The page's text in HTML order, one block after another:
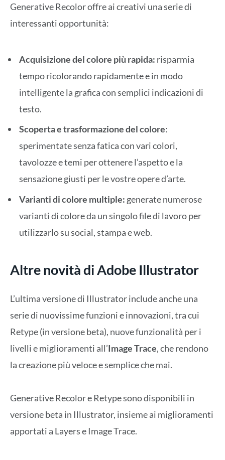
Generative Recolor offre ai creativi una serie di
interessanti opportunità:
Acquisizione del colore più rapida: risparmia
tempo ricolorando rapidamente e in modo
intelligente la grafica con semplici indicazioni di
testo.
Scoperta e trasformazione del colore:
sperimentate senza fatica con vari colori,
tavolozze e temi per ottenere l’aspetto e la
sensazione giusti per le vostre opere d’arte.
Varianti di colore multiple: generate numerose
varianti di colore da un singolo file di lavoro per
utilizzarlo su social, stampa e web.
Altre novità di Adobe Illustrator
L’ultima versione di Illustrator include anche una
serie di nuovissime funzioni e innovazioni, tra cui
Retype (in versione beta), nuove funzionalità per i
livelli e miglioramenti all’Image Trace, che rendono
la creazione più veloce e semplice che mai.
Generative Recolor e Retype sono disponibili in
versione beta in Illustrator, insieme ai miglioramenti
apportati a Layers e Image Trace.